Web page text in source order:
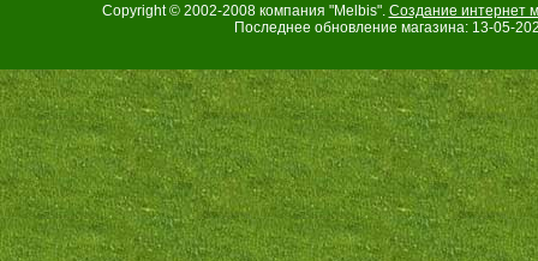
Copyright © 2002-2008 компания "Melbis". Создание интернет
Последнее обновление магазина: 13-05-